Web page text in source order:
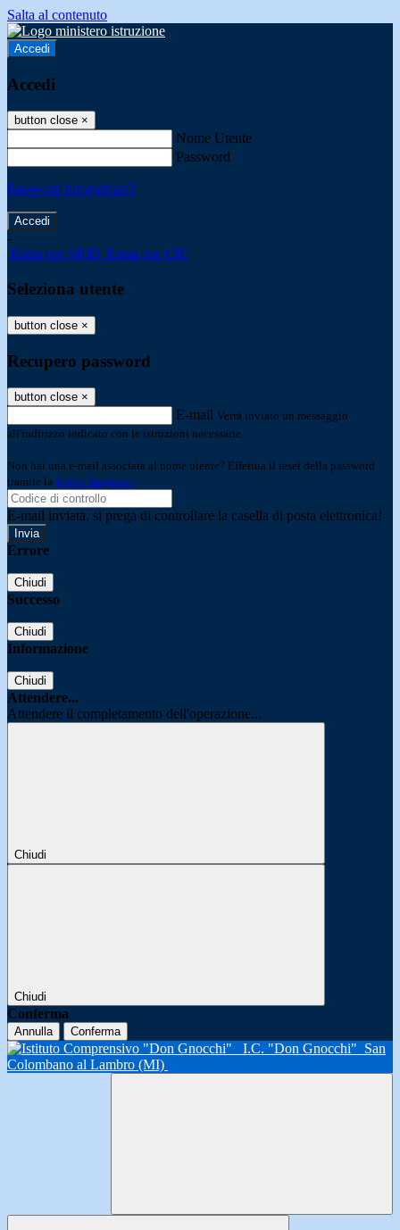
Salta al contenuto
Accedi
Accedi
button close ×
Nome Utente
Password
Password dimenticata?
-
Entra con SPID Entra con CIE
Seleziona utente
button close ×
Recupero password
button close ×
E-mail Verrà inviato un messaggio
all'indirizzo indicato con le istruzioni necessarie.
Non hai una e-mail associata al nome utente? Effettua il reset della password
tramite la Login Spaggiari
E-mail inviata, si prega di controllare la casella di posta elettronica!
Errore
Chiudi
Successo
Chiudi
Informazione
Chiudi
Attendere...
Attendere il completamento dell'operazione...
Chiudi
Chiudi
Conferma
Annulla Conferma
I.C. "Don Gnocchi" San
Colombano al Lambro (MI)